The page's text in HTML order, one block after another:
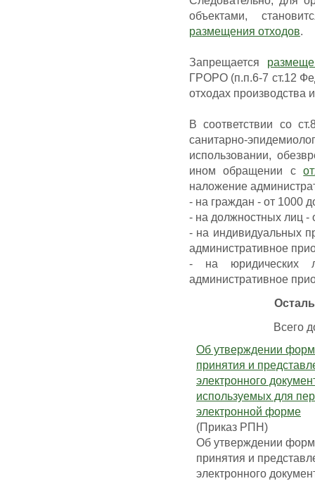
объектами,
размещения отходов.
Запрещается
ГРОРО (п.п.6-7 ст.12
отходах производства
В соответствии со
санитарно-
использовании,
ином обращении с
наложение
- на граждан - от 1000
- на должностных лиц -
- на индивидуальных
административное
- на
административное
Всего
Об утверждении
принятия и
электронного
используемых для
электронной форме
(Приказ РПН)
Об утверждении
принятия и
электронного